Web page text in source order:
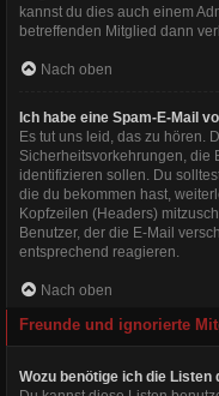
kannst du dies auch einem
betreffenden Mitglied dann
Nach oben
Ich habe eine Spam-E-Mail
Es tut uns leid, das zu hören.
Sicherheitsvorkehrungen, die
identifizieren sollen. Du
die du bekommen hast,
Kopfzeilen (Headers)
Benutzer, der die E-Mail
entsprechend reagieren.
Nach oben
Freunde und ignorierte
Wozu benötige ich die